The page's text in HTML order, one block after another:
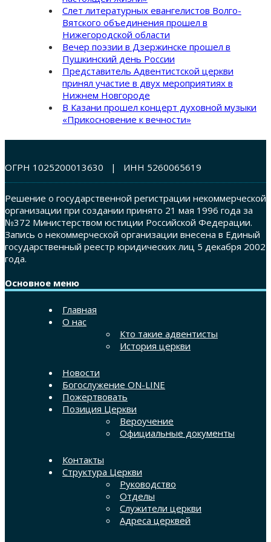
Слет литературных евангелистов Волго-
Вятского объединения прошел в
Нижегородской области
Вечер поэзии в Дзержинске прошел в
Пушкинский день России
Представитель Адвентистской церкви
принял участие в двух мероприятиях в
Нижнем Новгороде
В Казани прошел концерт духовной музыки
«Прикосновение к вечности»
ОГРН 1025200013630 | ИНН 5260065619
Решение о государственной регистрации некоммерческой
организации при создании принято 21 мая 1996 года за
№372 Министерством юстиции Российской Федерации.
Запись о некоммерческой организации внесена в Единый
государственный реестр юридических лиц 5 декабря 2002
года.
Основное меню
Главная
О нас
Кто такие адвентисты
История церкви
Новости
Богослужение ON-LINE
Пожертвовать
Позиция Церкви
Вероучение
Официальные документы
Контакты
Структура Церкви
Руководство
Отделы
Служители церкви
Адреса церквей